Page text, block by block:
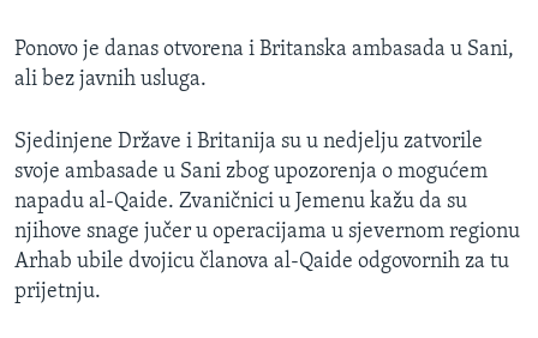
PRATITE NAS
Jezici
Ponovo je danas otvorena i Britanska ambasada u Sani,
ali bez javnih usluga.
Sjedinjene Države i Britanija su u nedjelju zatvorile
svoje ambasade u Sani zbog upozorenja o mogućem
napadu al-Qaide. Zvaničnici u Jemenu kažu da su
njihove snage jučer u operacijama u sjevernom regionu
Arhab ubile dvojicu članova al-Qaide odgovornih za tu
prijetnju.